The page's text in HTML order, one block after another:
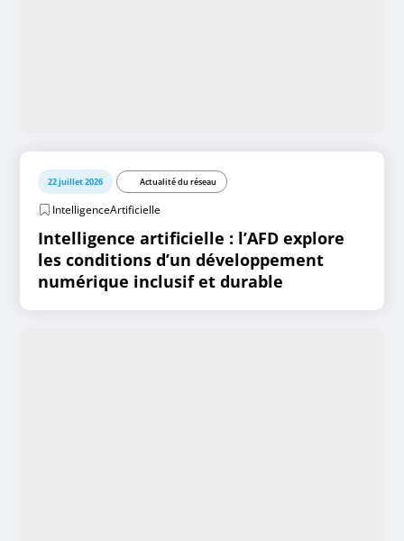
22 juillet 2026 Actualité du réseau
IntelligenceArtificielle
Intelligence artificielle : l’AFD explore
les conditions d’un développement
numérique inclusif et durable